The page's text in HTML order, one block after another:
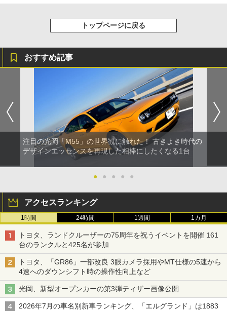
トップページに戻る
おすすめ記事
注目の光岡「M55」の世界観に触れた！ 古きよき時代の
デザインエッセンスを再現した相棒にしたくなる1台
● ● ● ● ●
アクセスランキング
1時間 24時間 1週間 1カ月
トヨタ、ランドクルーザーの75周年を祝うイベントを開催 161
台のランクルと425名が参加
トヨタ、「GR86」一部改良 3眼カメラ採用やMT仕様の5速から
4速へのダウンシフト時の操作性向上など
光岡、新型オープンカーの第3弾ティザー画像公開
2026年7月の車名別新車ランキング、「エルグランド」は1883